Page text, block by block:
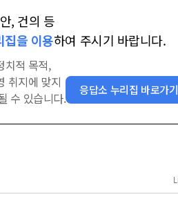
, 건의 등
집을 이용하여 주시기 바랍니다.
치적 목적,
취지에 맞지
수 있습니다.
응답소 누리집 바로가기